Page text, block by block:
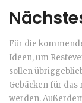
Für die
Ideen, um
sollen
Gebäcken für das
werden.